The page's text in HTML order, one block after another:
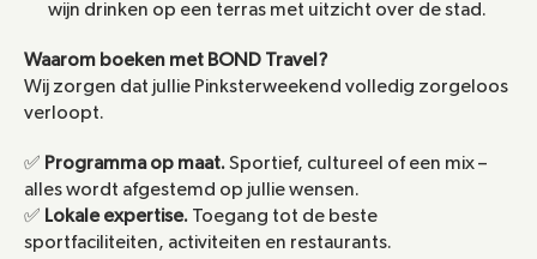
wijn drinken op een terras met uitzicht over de stad.
Waarom boeken met BOND Travel?
Wij zorgen dat jullie Pinksterweekend volledig zorgeloos
verloopt.
✅ Programma op maat. Sportief, cultureel of een mix –
alles wordt afgestemd op jullie wensen.
✅ Lokale expertise. Toegang tot de beste
sportfaciliteiten, activiteiten en restaurants.